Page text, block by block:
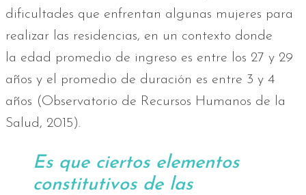
dificultades que enfrentan algunas mujeres para
realizar las residencias, en un contexto donde
la edad promedio de ingreso es entre los 27 y 29
años y el promedio de duración es entre 3 y 4
años (Observatorio de Recursos Humanos de la
Salud, 2015).
Es que ciertos elementos
constitutivos de las